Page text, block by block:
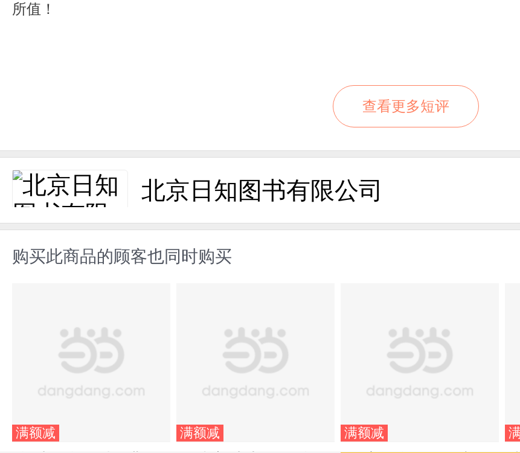
所值！
查看更多短评
北京日知图书有限公司
购买此商品的顾客也同时购买
满额减 满额减 满额减